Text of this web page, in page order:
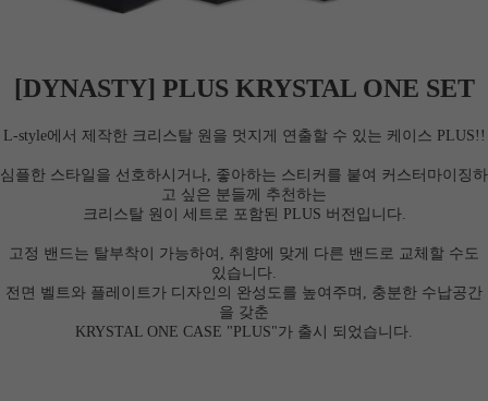
[DYNASTY] PLUS KRYSTAL ONE SET
L-style에서 제작한 크리스탈 원을 멋지게 연출할 수 있는 케이스 PLUS!!
심플한 스타일을 선호하시거나, 좋아하는 스티커를 붙여 커스터마이징하
고 싶은 분들께 추천하는
크리스탈 원이 세트로 포함된 PLUS 버전입니다.
고정 밴드는 탈부착이 가능하여, 취향에 맞게 다른 밴드로 교체할 수도
있습니다.
전면 벨트와 플레이트가 디자인의 완성도를 높여주며, 충분한 수납공간
을 갖춘
KRYSTAL ONE CASE "PLUS"가 출시 되었습니다.